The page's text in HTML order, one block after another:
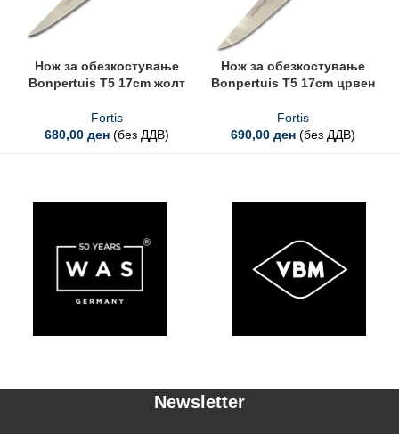
Нож за обезкостување
Bonpertuis T5 17cm жолт
Fortis
680,00 ден (без ДДВ)
Нож за обезкостување
Bonpertuis T5 17cm црвен
Fortis
690,00 ден (без ДДВ)
Newsletter